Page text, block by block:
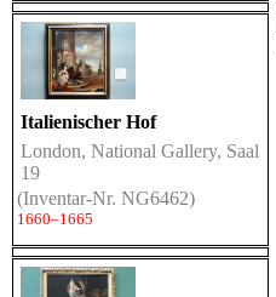
Italienischer Hof
London, National Gallery, Saal
19
(Inventar-Nr. NG6462)
1660–1665